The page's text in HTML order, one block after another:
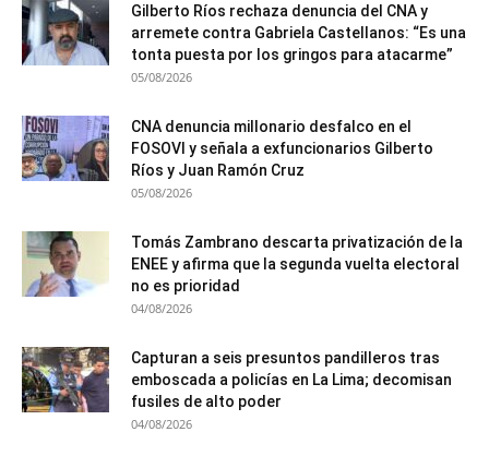
Gilberto Ríos rechaza denuncia del CNA y
arremete contra Gabriela Castellanos: “Es una
tonta puesta por los gringos para atacarme”
05/08/2026
CNA denuncia millonario desfalco en el
FOSOVI y señala a exfuncionarios Gilberto
Ríos y Juan Ramón Cruz
05/08/2026
Tomás Zambrano descarta privatización de la
ENEE y afirma que la segunda vuelta electoral
no es prioridad
04/08/2026
Capturan a seis presuntos pandilleros tras
emboscada a policías en La Lima; decomisan
fusiles de alto poder
04/08/2026